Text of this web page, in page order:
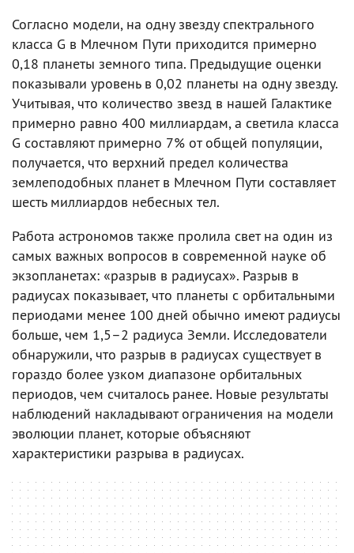
Согласно модели, на одну звезду спектрального
класса G в Млечном Пути приходится примерно
0,18 планеты земного типа. Предыдущие оценки
показывали уровень в 0,02 планеты на одну звезду.
Учитывая, что количество звезд в нашей Галактике
примерно равно 400 миллиардам, а светила класса
G составляют примерно 7% от общей популяции,
получается, что верхний предел количества
землеподобных планет в Млечном Пути составляет
шесть миллиардов небесных тел.
Работа астрономов также пролила свет на один из
самых важных вопросов в современной науке об
экзопланетах: «разрыв в радиусах». Разрыв в
радиусах показывает, что планеты с орбитальными
периодами менее 100 дней обычно имеют радиусы
больше, чем 1,5–2 радиуса Земли. Исследователи
обнаружили, что разрыв в радиусах существует в
гораздо более узком диапазоне орбитальных
периодов, чем считалось ранее. Новые результаты
наблюдений накладывают ограничения на модели
эволюции планет, которые объясняют
характеристики разрыва в радиусах.